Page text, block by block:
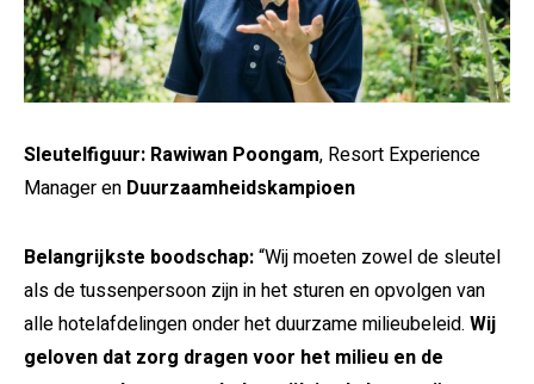
Sleutelfiguur: Rawiwan Poongam, Resort Experience
Manager en Duurzaamheidskampioen
Belangrijkste boodschap:“Wij moeten zowel de sleutel
als de tussenpersoon zijn in het sturen en opvolgen van
alle hotelafdelingen onder het duurzame milieubeleid. Wij
geloven dat zorg dragen voor het milieu en de